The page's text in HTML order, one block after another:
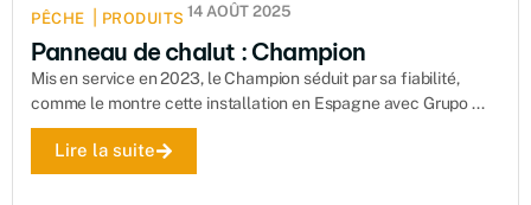
PÊCHE PRODUITS 14 AOÛT 2025
Panneau de chalut : Champion
Mis en service en 2023, le Champion séduit par sa fiabilité,
comme le montre cette installation en Espagne avec Grupo ...
Lire la suite